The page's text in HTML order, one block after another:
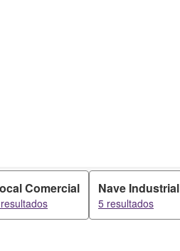
Comercial Nave Industrial
5 resultados